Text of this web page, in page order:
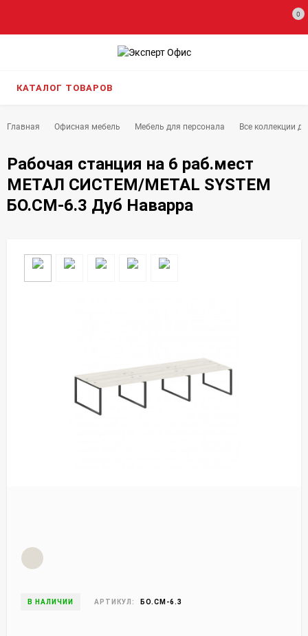
0
КАТАЛОГ ТОВАРОВ
Главная Офисная мебель Мебель для персонала Все коллекции
Рабочая станция на 6 раб.мест
МЕТАЛ СИСТЕМ/METAL SYSTEM
БО.СМ-6.3 Дуб Наварра
В НАЛИЧИИ АРТИКУЛ: БО.СМ-6.3